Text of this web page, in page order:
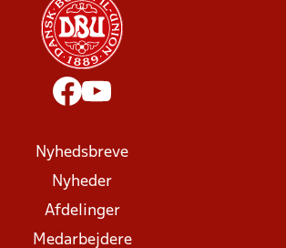
Nyhedsbreve
Nyheder
Afdelinger
Medarbejdere